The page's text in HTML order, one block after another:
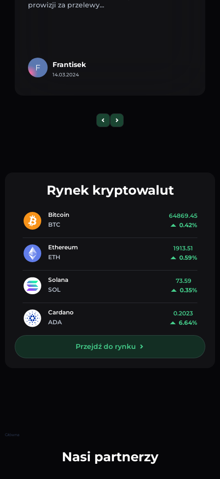
prowizji za przelewy...
F Frantisek
14.03.2024
Rynek kryptowalut
Bitcoin
BTC
64869.45
0.42%
Ethereum
ETH
1913.51
0.59%
Solana
SOL
73.59
0.35%
Cardano
ADA
0.2023
6.64%
Przejdź do rynku
Główna
Nasi partnerzy